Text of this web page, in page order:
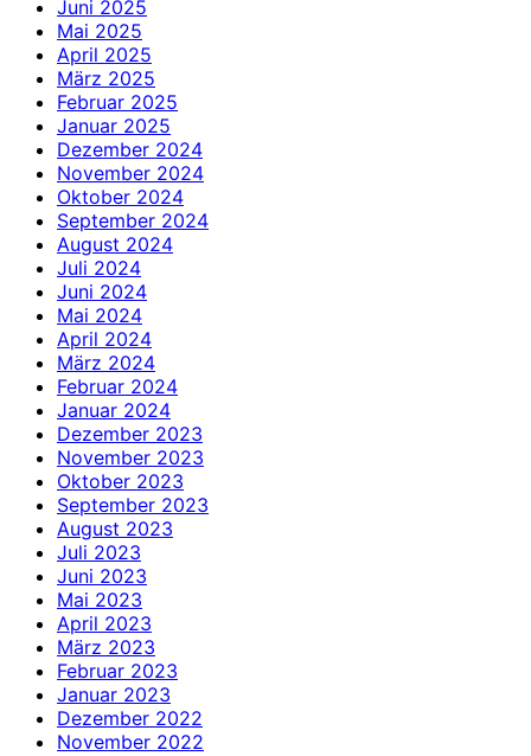
Juni 2025
Mai 2025
April 2025
März 2025
Februar 2025
Januar 2025
Dezember 2024
November 2024
Oktober 2024
September 2024
August 2024
Juli 2024
Juni 2024
Mai 2024
April 2024
März 2024
Februar 2024
Januar 2024
Dezember 2023
November 2023
Oktober 2023
September 2023
August 2023
Juli 2023
Juni 2023
Mai 2023
April 2023
März 2023
Februar 2023
Januar 2023
Dezember 2022
November 2022